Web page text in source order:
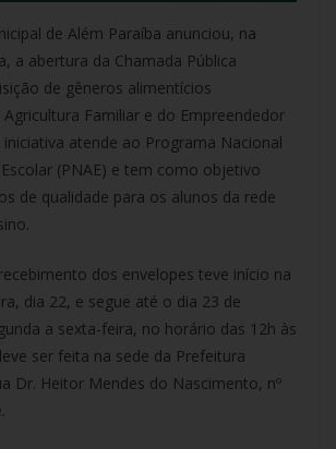
de Além Paraíba anunciou, na
a abertura da Chamada Pública
de gêneros alimentícios
Familiar e do Empreendedor
iniciativa atende ao Programa Nacional
(PNAE) e tem como objetivo
de qualidade para os alunos da rede
dos envelopes teve início na
dia 22, e segue até o dia 23 de
a sexta-feira, no horário das 12h às
ser feita na sede da Prefeitura
Dr. Heitor Mendes do Nascimento, nº